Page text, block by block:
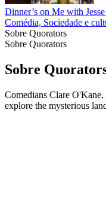
Dinner’s on Me with
Comédia, Sociedade e
Sobre Quorators
Sobre Quorators
Sobre
Comedians Clare
explore the mysterious